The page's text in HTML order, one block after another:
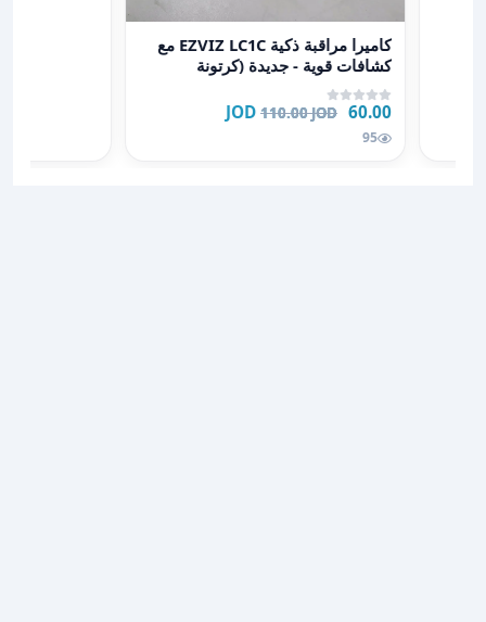
عرض تفاصيل كاميرا مراقبة ذكية EZVIZ LC1C مع كشافات قوية - جديدة (كرتونة مفتوحة) كاميرا مراقبة ذكية EZVIZ LC1C مع
كشافات قوية - جديدة (كرتونة
مفتوحة)
60.00 JOD
110.00 JOD
95